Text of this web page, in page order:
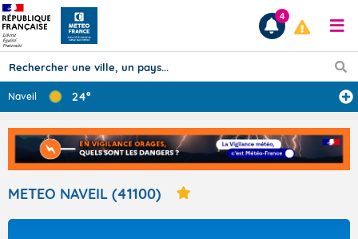
Prévisions
TOUS LES RÉSULTATS
Articles
4
Naveil 24°
METEO NAVEIL (41100)